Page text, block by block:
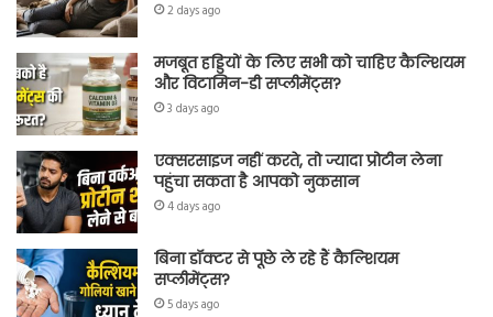
2 days ago
मजबूत हड्डियों के लिए सभी को चाहिए कैल्शियम
और विटामिन-डी सप्लीमेंट्स?
3 days ago
एक्सरसाइज नहीं करते, तो ज्यादा प्रोटीन लेना
पहुंचा सकता है आपको नुकसान
4 days ago
बिना डॉक्टर से पूछे ले रहे हैं कैल्शियम
सप्लीमेंट्स?
5 days ago